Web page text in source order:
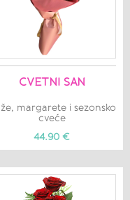
CVETNI SAN
margarete i sezonsko
cveće
44.90 €